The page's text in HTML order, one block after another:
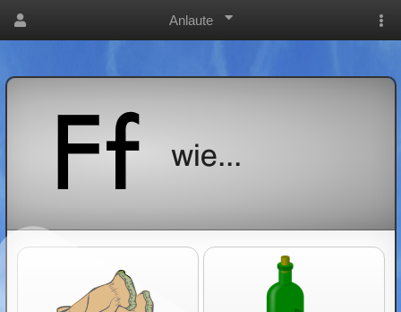
Anlaute
wie...